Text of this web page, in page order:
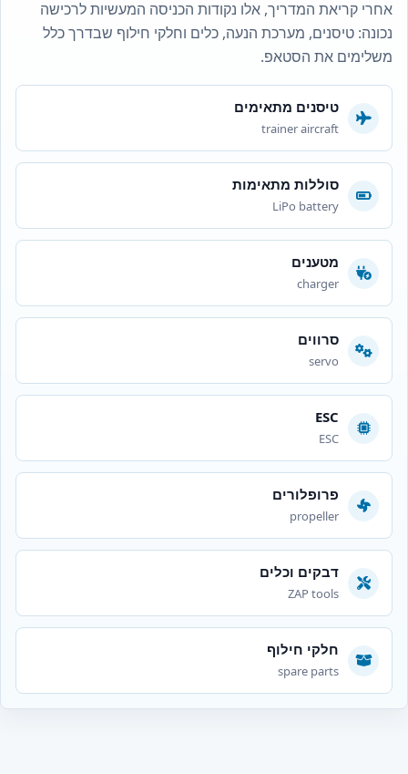
אחרי קריאת המדריך, אלו נקודות הכניסה המעשיות לרכישה
נכונה: טיסנים, מערכת הנעה, כלים וחלקי חילוף שבדרך כלל
משלימים את הסטאפ.
טיסנים מתאימים
trainer aircraft
סוללות מתאימות
LiPo battery
מטענים
charger
סרווים
servo
ESC
ESC
פרופלורים
propeller
דבקים וכלים
ZAP tools
חלקי חילוף
spare parts